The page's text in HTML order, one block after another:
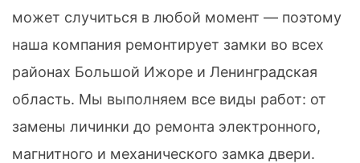
может случиться в любой момент — поэтому
наша компания ремонтирует замки во всех
районах Большой Ижоре и Ленинградская
область. Мы выполняем все виды работ: от
замены личинки до ремонта электронного,
магнитного и механического замка двери.